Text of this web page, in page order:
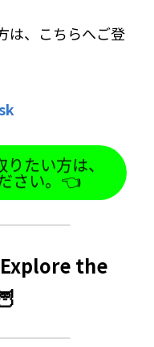
は、こちらへご登
たい方は、
さい。👈
the